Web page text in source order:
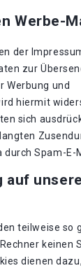
Werbe-
der
zur
Werbung und
hiermit
sich
Spam-E-
auf
teilweise so
keinen
dienen